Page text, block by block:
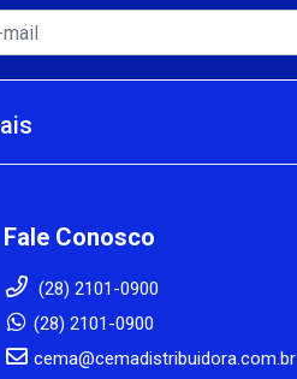
Fale Conosco
(28) 2101-0900
(28) 2101-0900
cema@cemadistribuidora.com.br